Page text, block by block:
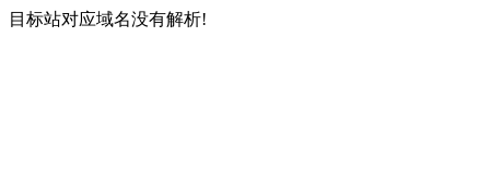
目标站对应域名没有解析!